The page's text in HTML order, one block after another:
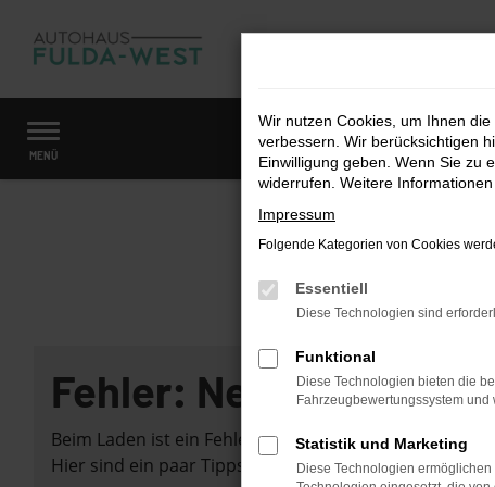
Zum
Hauptinhalt
MENÜ
Startseite Fahrzeugmarkt
Fehler: Network Error
Beim Laden ist ein Fehler aufgetreten.
Hier sind ein paar Tipps, die dir helfen können:
Wir nutzen Cookies, um Ihnen
verbessern. Wir berücksichtigen
Einwilligung geben. Wenn Sie zu
widerrufen. Weitere
Impressum
Folgende Kategorien von Cookies
Essentiell
Diese Technologien sind
Funktional
Diese Technologien bieten die
Fahrzeugbewertungssystem
Statistik und Marketing
Diese Technologien